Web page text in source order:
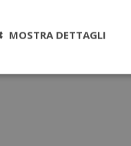
MOSTRA DETTAGLI